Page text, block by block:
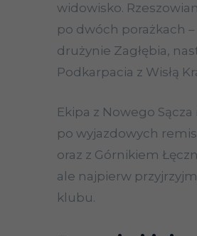
widowisko.
po dwóch porażkach
drużynie Zagłębia,
Podkarpacia z Wisłą
Ekipa z Nowego
po wyjazdowych
oraz z Górnikiem
ale najpierw
klubu.